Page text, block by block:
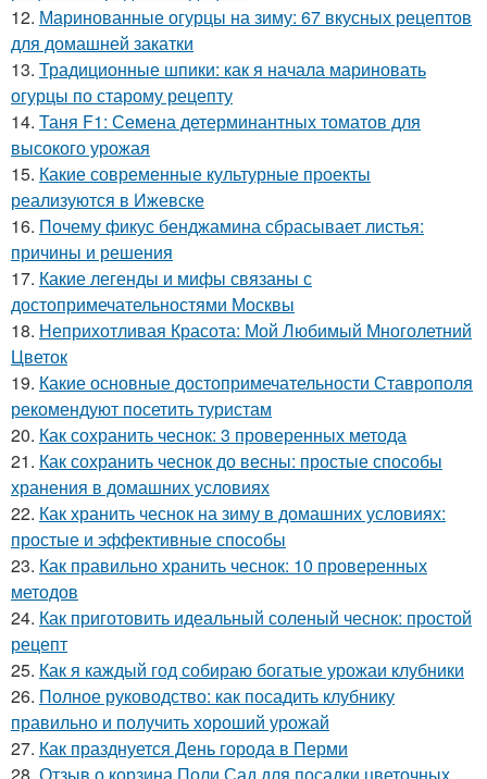
12. Маринованные огурцы на зиму: 67 вкусных рецептов
для домашней закатки
13. Традиционные шпики: как я начала мариновать
огурцы по старому рецепту
14. Таня F1: Семена детерминантных томатов для
высокого урожая
15. Какие современные культурные проекты
реализуются в Ижевске
16. Почему фикус бенджамина сбрасывает листья:
причины и решения
17. Какие легенды и мифы связаны с
достопримечательностями Москвы
18. Неприхотливая Красота: Мой Любимый Многолетний
Цветок
19. Какие основные достопримечательности Ставрополя
рекомендуют посетить туристам
20. Как сохранить чеснок: 3 проверенных метода
21. Как сохранить чеснок до весны: простые способы
хранения в домашних условиях
22. Как хранить чеснок на зиму в домашних условиях:
простые и эффективные способы
23. Как правильно хранить чеснок: 10 проверенных
методов
24. Как приготовить идеальный соленый чеснок: простой
рецепт
25. Как я каждый год собираю богатые урожаи клубники
26. Полное руководство: как посадить клубнику
правильно и получить хороший урожай
27. Как празднуется День города в Перми
28. Отзыв о корзина Поли Сад для посадки цветочных